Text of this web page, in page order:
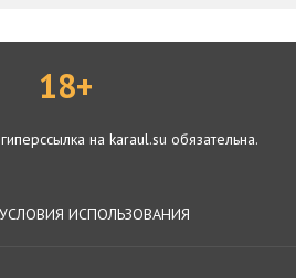
18+
на karaul.su обязательна.
УСЛОВИЯ ИСПОЛЬЗОВАНИЯ